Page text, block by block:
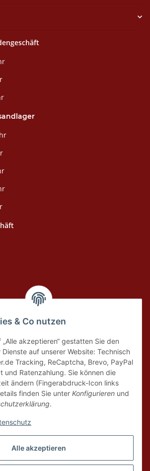
Alle akzeptieren
& Co nutzen
akzeptieren“ gestatten Sie den
auf unserer Website: Technisch
Tracking, ReCaptcha, Brevo, PayPal
und Ratenzahlung. Sie können die
ändern (Fingerabdruck-Icon links
finden Sie unter Konfigurieren und
.
9344380
Vertrag widerrufen
USt., zzgl.Versandaus Lager Bad Liebenzell.